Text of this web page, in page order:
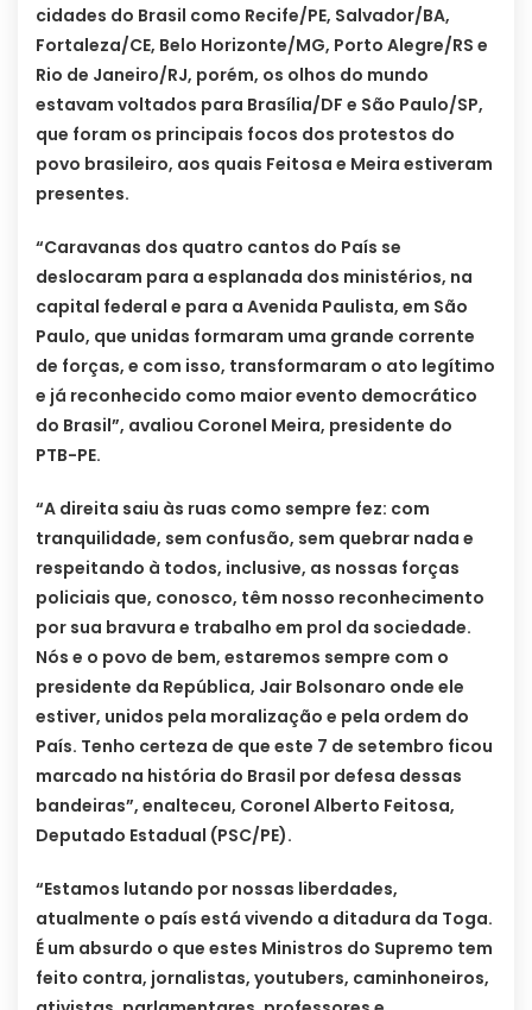
cidades do Brasil como Recife/PE, Salvador/BA,
Fortaleza/CE, Belo Horizonte/MG, Porto Alegre/RS e
Rio de Janeiro/RJ, porém, os olhos do mundo
estavam voltados para Brasília/DF e São Paulo/SP,
que foram os principais focos dos protestos do
povo brasileiro, aos quais Feitosa e Meira estiveram
presentes.
“Caravanas dos quatro cantos do País se
deslocaram para a esplanada dos ministérios, na
capital federal e para a Avenida Paulista, em São
Paulo, que unidas formaram uma grande corrente
de forças, e com isso, transformaram o ato legítimo
e já reconhecido como maior evento democrático
do Brasil”, avaliou Coronel Meira, presidente do
PTB-PE.
“A direita saiu às ruas como sempre fez: com
tranquilidade, sem confusão, sem quebrar nada e
respeitando à todos, inclusive, as nossas forças
policiais que, conosco, têm nosso reconhecimento
por sua bravura e trabalho em prol da sociedade.
Nós e o povo de bem, estaremos sempre com o
presidente da República, Jair Bolsonaro onde ele
estiver, unidos pela moralização e pela ordem do
País. Tenho certeza de que este 7 de setembro ficou
marcado na história do Brasil por defesa dessas
bandeiras”, enalteceu, Coronel Alberto Feitosa,
Deputado Estadual (PSC/PE).
“Estamos lutando por nossas liberdades,
atualmente o país está vivendo a ditadura da Toga.
É um absurdo o que estes Ministros do Supremo tem
feito contra, jornalistas, youtubers, caminhoneiros,